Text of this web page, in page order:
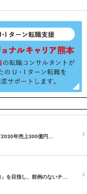
2030年売上300億円…
を目指し、前例のないチ…